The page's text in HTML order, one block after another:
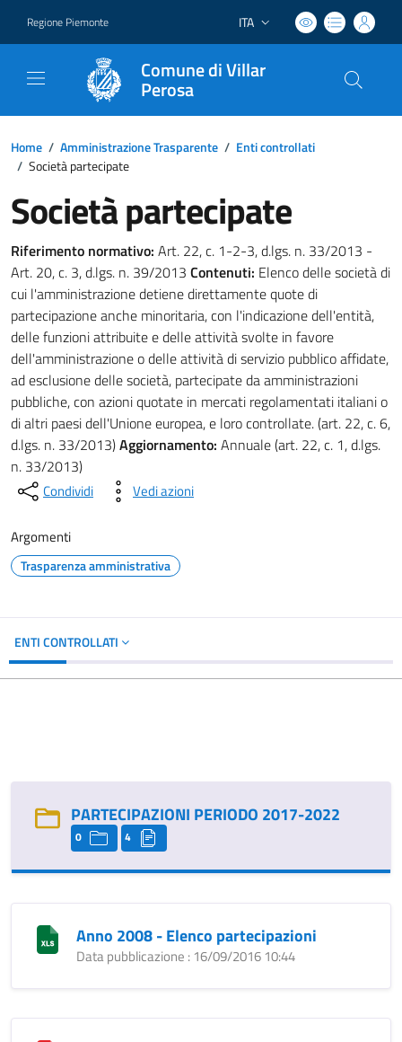
Regione Piemonte Lingua attiva:
ITA
Comune di Villar
Perosa
Home / Amministrazione Trasparente / Enti controllati
/ Società partecipate
Società partecipate
Riferimento normativo: Art. 22, c. 1-2-3, d.lgs. n. 33/2013 -
Art. 20, c. 3, d.lgs. n. 39/2013 Contenuti: Elenco delle società di
cui l'amministrazione detiene direttamente quote di
partecipazione anche minoritaria, con l'indicazione dell'entità,
delle funzioni attribuite e delle attività svolte in favore
dell'amministrazione o delle attività di servizio pubblico affidate,
ad esclusione delle società, partecipate da amministrazioni
pubbliche, con azioni quotate in mercati regolamentati italiani o
di altri paesi dell'Unione europea, e loro controllate. (art. 22, c. 6,
d.lgs. n. 33/2013)Aggiornamento: Annuale (art. 22, c. 1, d.lgs.
n. 33/2013)
Condividi Vedi azioni
Argomenti
Trasparenza amministrativa
ENTI CONTROLLATI
PARTECIPAZIONI PERIODO 2017-2022
0 4
Anno 2008 - Elenco partecipazioni
Data pubblicazione : 16/09/2016 10:44